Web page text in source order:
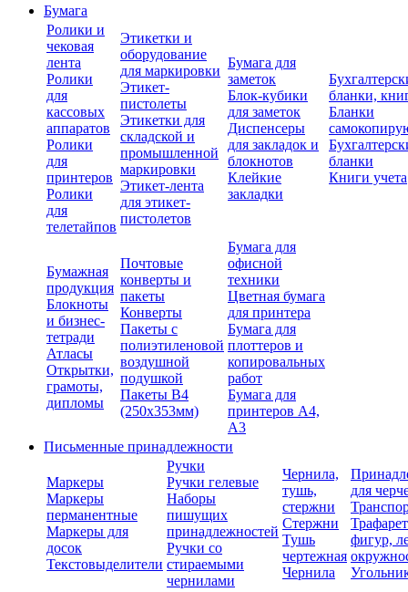
Бумага
Ролики и
чековая
лента
Ролики
для
кассовых
аппаратов
Ролики
для
принтеров
Ролики
для
телетайпов
Этикетки и
оборудование
для маркировки
Этикет-
пистолеты
Этикетки для
складской и
промышленной
маркировки
Этикет-лента
для этикет-
пистолетов
Бумага для
заметок
Блок-кубики
для заметок
Диспенсеры
для закладок и
блокнотов
Клейкие
закладки
бланки,
Бланки
бланки
Книги учета
Бумажная
продукция
Блокноты
и бизнес-
тетради
Атласы
Открытки,
грамоты,
дипломы
Почтовые
конверты и
пакеты
Конверты
Пакеты с
полиэтиленовой
воздушной
подушкой
Пакеты В4
(250х353мм)
Бумага для
офисной
техники
Цветная бумага
для принтера
Бумага для
плоттеров и
копировальных
работ
Бумага для
принтеров А4,
А3
Письменные принадлежности
Маркеры
Маркеры
перманентные
Маркеры для
досок
Текстовыделители
Ручки
Ручки гелевые
Наборы
пишущих
принадлежностей
Ручки со
стираемыми
чернилами
Чернила,
тушь,
стержни
Стержни
Тушь
чертежная
Чернила
для
фигур,